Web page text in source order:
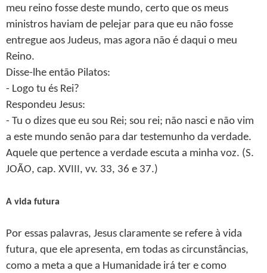
meu reino fosse deste mundo, certo que os meus
ministros haviam de pelejar para que eu não fosse
entregue aos Judeus, mas agora não é daqui o meu
Reino.
Disse-lhe então Pilatos:
- Logo tu és Rei?
Respondeu Jesus:
- Tu o dizes que eu sou Rei; sou rei; não nasci e não vim
a este mundo senão para dar testemunho da verdade.
Aquele que pertence a verdade escuta a minha voz. (S.
JOÃO, cap. XVIII, vv. 33, 36 e 37.)
A vida futura
Por essas palavras, Jesus claramente se refere à vida
futura, que ele apresenta, em todas as circunstâncias,
como a meta a que a Humanidade irá ter e como